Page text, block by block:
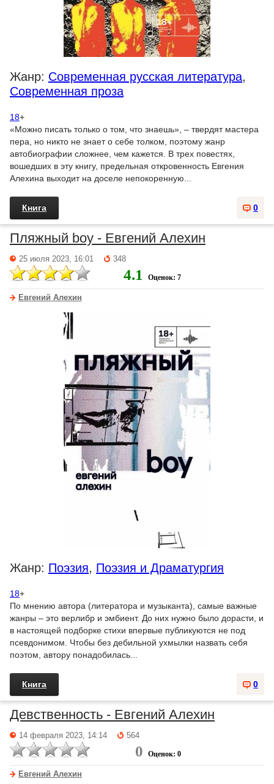
Жанр: Современная русская литература,
Современная проза
18+
«Можно писать только о том, что знаешь», – твердят мастера
пера, но никто не знает о себе толком, поэтому жанр
автобиографии сложнее, чем кажется. В трех повестях,
вошедших в эту книгу, предельная откровенность Евгения
Алехина выходит на доселе непокоренную...
0
Книга
Пляжный boy - Евгений Алехин
25 июля 2023, 16:01 348
4.1 Оценок: 7
Евгений Алехин
Жанр: Поэзия, Поэзия и Драматургия
18+
По мнению автора (литератора и музыканта), самые важные
жанры – это верлибр и эмбиент. До них нужно было дорасти, и
в настоящей подборке стихи впервые публикуются не под
псевдонимом. Чтобы без дебильной ухмылки назвать себя
поэтом, автору понадобилась...
0
Книга
Девственность - Евгений Алехин
14 февраля 2023, 14:14 564
0 Оценок: 0
Евгений Алехин